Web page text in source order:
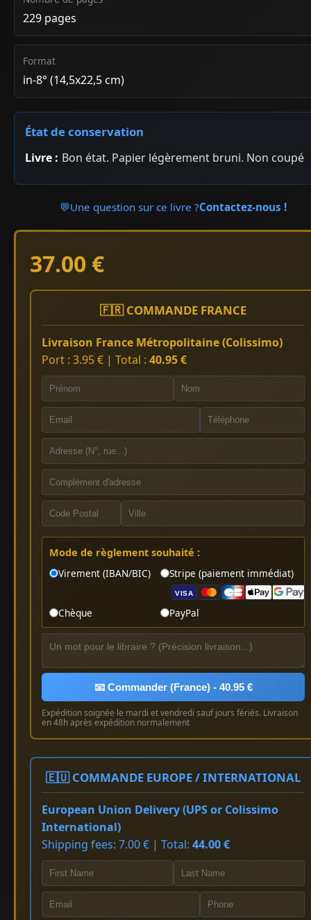
229 pages
Format
in-8° (14,5x22,5 cm)
État de conservation
Livre : Bon état. Papier légèrement bruni. Non coupé
💬Une question sur ce livre ?Contactez-nous !
37.00 €
🇫🇷 COMMANDE FRANCE
Livraison France Métropolitaine (Colissimo)
Port : 3.95 € | Total : 40.95 €
Mode de règlement souhaité :
Virement (IBAN/BIC)
Stripe (paiement immédiat)
VISA
Chèque PayPal
📧 Commander (France) - 40.95 €
Expédition soignée le mardi et vendredi sauf jours fériés. Livraison
en 48h après expédition normalement
🇪🇺 COMMANDE EUROPE / INTERNATIONAL
European Union Delivery (UPS or Colissimo
International)
Shipping fees: 7.00 € | Total: 44.00 €